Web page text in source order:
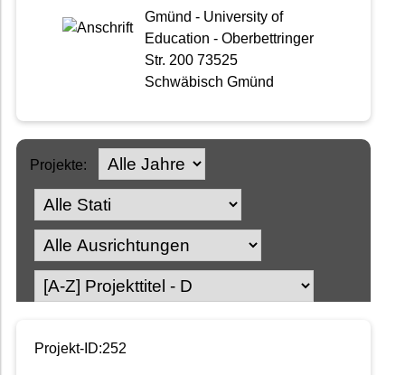
Gmünd - University of
Education - Oberbettringer
Str. 200 73525
Schwäbisch Gmünd
Projekte:
Projekt-ID:252